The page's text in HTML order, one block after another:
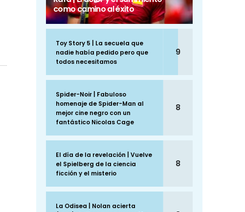
como camino al éxito
Toy Story 5 | La secuela que
nadie había pedido pero que
todos necesitamos
9
Spider-Noir | Fabuloso
homenaje de Spider-Man al
mejor cine negro con un
fantástico Nicolas Cage
8
El día de la revelación | Vuelve
el Spielberg de la ciencia
ficción y el misterio
8
La Odisea | Nolan acierta